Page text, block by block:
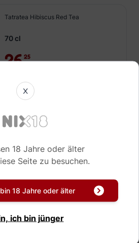
Tatratea Hibiscus Red Tea
70 cl
26,25
Lieferzeit*
X
18 Jahre oder älter
Seite zu besuchen.
18 Jahre oder älter
ich bin jünger